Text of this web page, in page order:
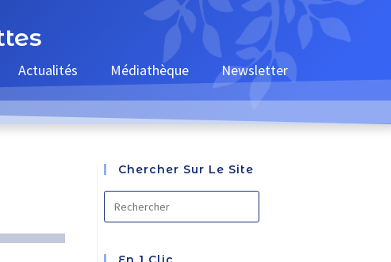
Actualités Médiathèque Newsletter
Chercher Sur Le Site